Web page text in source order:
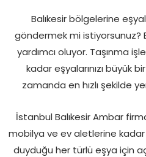
Balıkesir bölgelerine
göndermek mi istiyorsunuz?
yardımcı oluyor. Taşınma
kadar eşyalarınızı büyük
zamanda en hızlı şekilde
İstanbul Balıkesir Ambar
mobilya ve ev aletlerine kadar
duyduğu her türlü eşya için